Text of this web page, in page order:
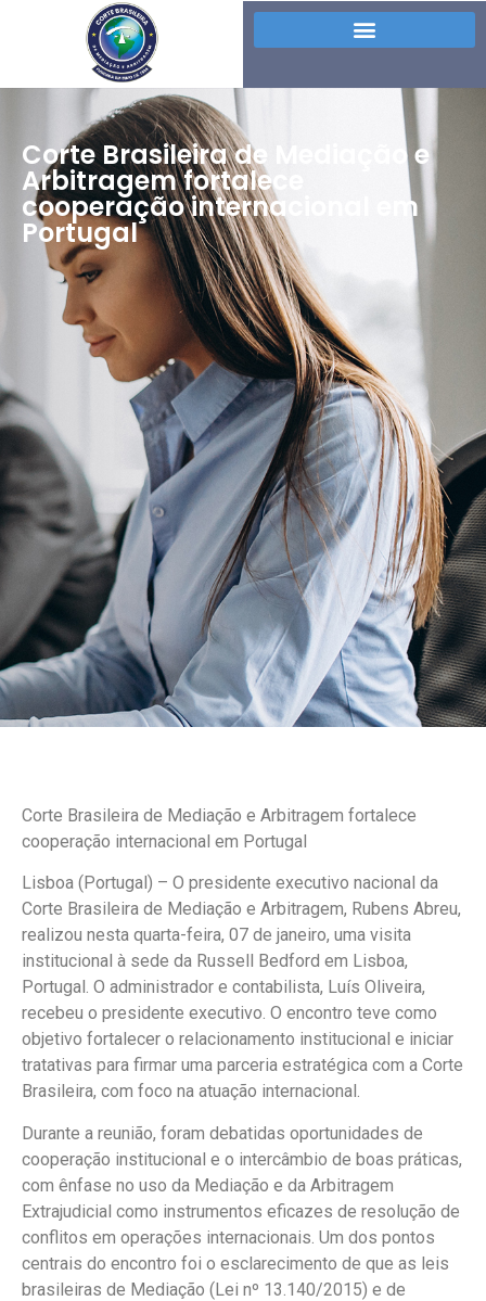
Corte Brasileira de Mediação e
Arbitragem fortalece
cooperação internacional em
Portugal
Corte Brasileira de Mediação e Arbitragem fortalece
cooperação internacional em Portugal
Lisboa (Portugal) – O presidente executivo nacional da
Corte Brasileira de Mediação e Arbitragem, Rubens Abreu,
realizou nesta quarta-feira, 07 de janeiro, uma visita
institucional à sede da Russell Bedford em Lisboa,
Portugal. O administrador e contabilista, Luís Oliveira,
recebeu o presidente executivo. O encontro teve como
objetivo fortalecer o relacionamento institucional e iniciar
tratativas para firmar uma parceria estratégica com a Corte
Brasileira, com foco na atuação internacional.
Durante a reunião, foram debatidas oportunidades de
cooperação institucional e o intercâmbio de boas práticas,
com ênfase no uso da Mediação e da Arbitragem
Extrajudicial como instrumentos eficazes de resolução de
conflitos em operações internacionais. Um dos pontos
centrais do encontro foi o esclarecimento de que as leis
brasileiras de Mediação (Lei nº 13.140/2015) e de